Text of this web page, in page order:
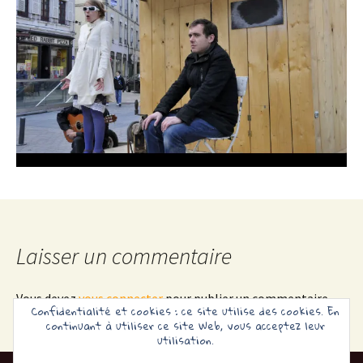
Laisser un commentaire
Vous devezvous connecterpour publier un commentaire.
Confidentialité et cookies : ce site utilise des cookies. En
continuant à utiliser ce site Web, vous acceptez leur
utilisation.